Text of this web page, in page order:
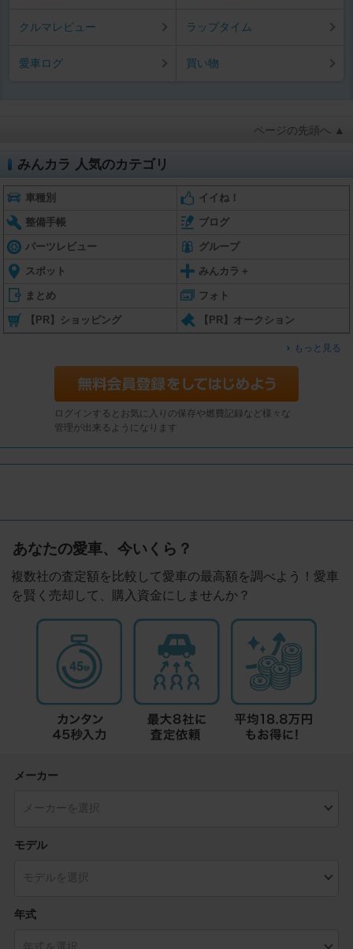
クルマレビュー ラップタイム
愛車ログ 買い物
ページの先頭へ ▲
みんカラ 人気のカテゴリ
車種別 イイね！
整備手帳 ブログ
パーツレビュー グループ
スポット みんカラ＋
まとめ フォト
【PR】ショッピング 【PR】オークション
もっと見る
ログインするとお気に入りの保存や燃費記録など様々な
管理が出来るようになります
あなたの愛車、今いくら？
複数社の査定額を比較して愛車の最高額を調べよう！愛車
を賢く売却して、購入資金にしませんか？
メーカー
モデル
年式